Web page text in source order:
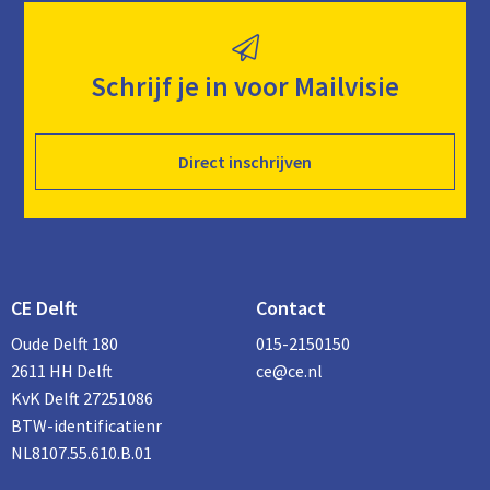
Schrijf je in voor Mailvisie
Direct inschrijven
CE Delft
Oude Delft 180
2611 HH Delft
KvK Delft 27251086
BTW-identificatienr
NL8107.55.610.B.01
Contact
015-2150150
ce@ce.nl